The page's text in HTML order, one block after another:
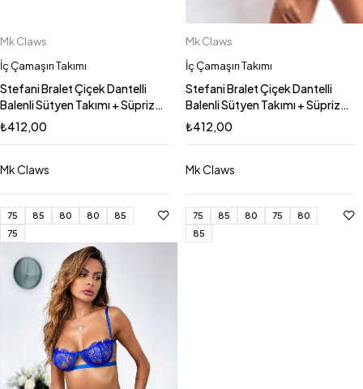
Mk Claws
İç Çamaşırı Takımı
Stefani Bralet Çiçek Dantelli
Balenli Sütyen Takımı + Süpriz
Takı Hediyeli
₺412,00
Mk Claws
75 85 80 80
85
75
Mk Claws
İç Çamaşırı Takımı
Stefani Bralet Çiçek Dantelli
Balenli Sütyen Takımı + Süpriz
Takı Hediyeli
₺412,00
Mk Claws
75 85 80 75
80
85